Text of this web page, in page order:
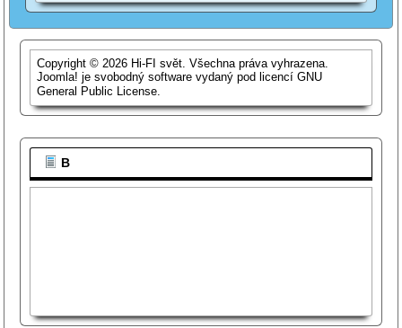
Copyright © 2026 Hi-FI svět. Všechna práva vyhrazena.
Joomla! je svobodný software vydaný pod licencíGNU
General Public License.
B